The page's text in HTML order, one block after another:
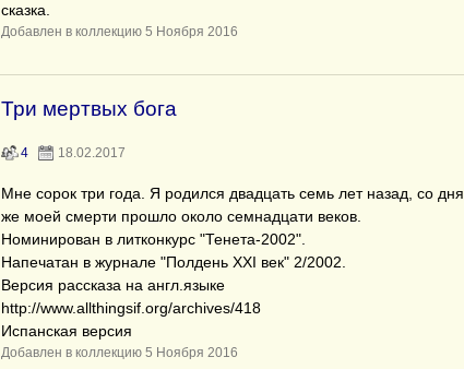
сказка.
Добавлен в коллекцию 5 Ноября 2016
Три мертвых бога
4 18.02.2017
Мне сорок три года. Я родился двадцать семь лет назад, со дня
же моей смерти прошло около семнадцати веков.
Номинирован в литконкурс "Тенета-2002".
Напечатан в журнале "Полдень XXI век" 2/2002.
Версия рассказа на англ.языке
http://www.allthingsif.org/archives/418
Испанская версия
Добавлен в коллекцию 5 Ноября 2016